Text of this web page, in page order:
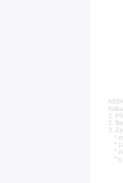
1.
2.
3.
*
*
*
* u